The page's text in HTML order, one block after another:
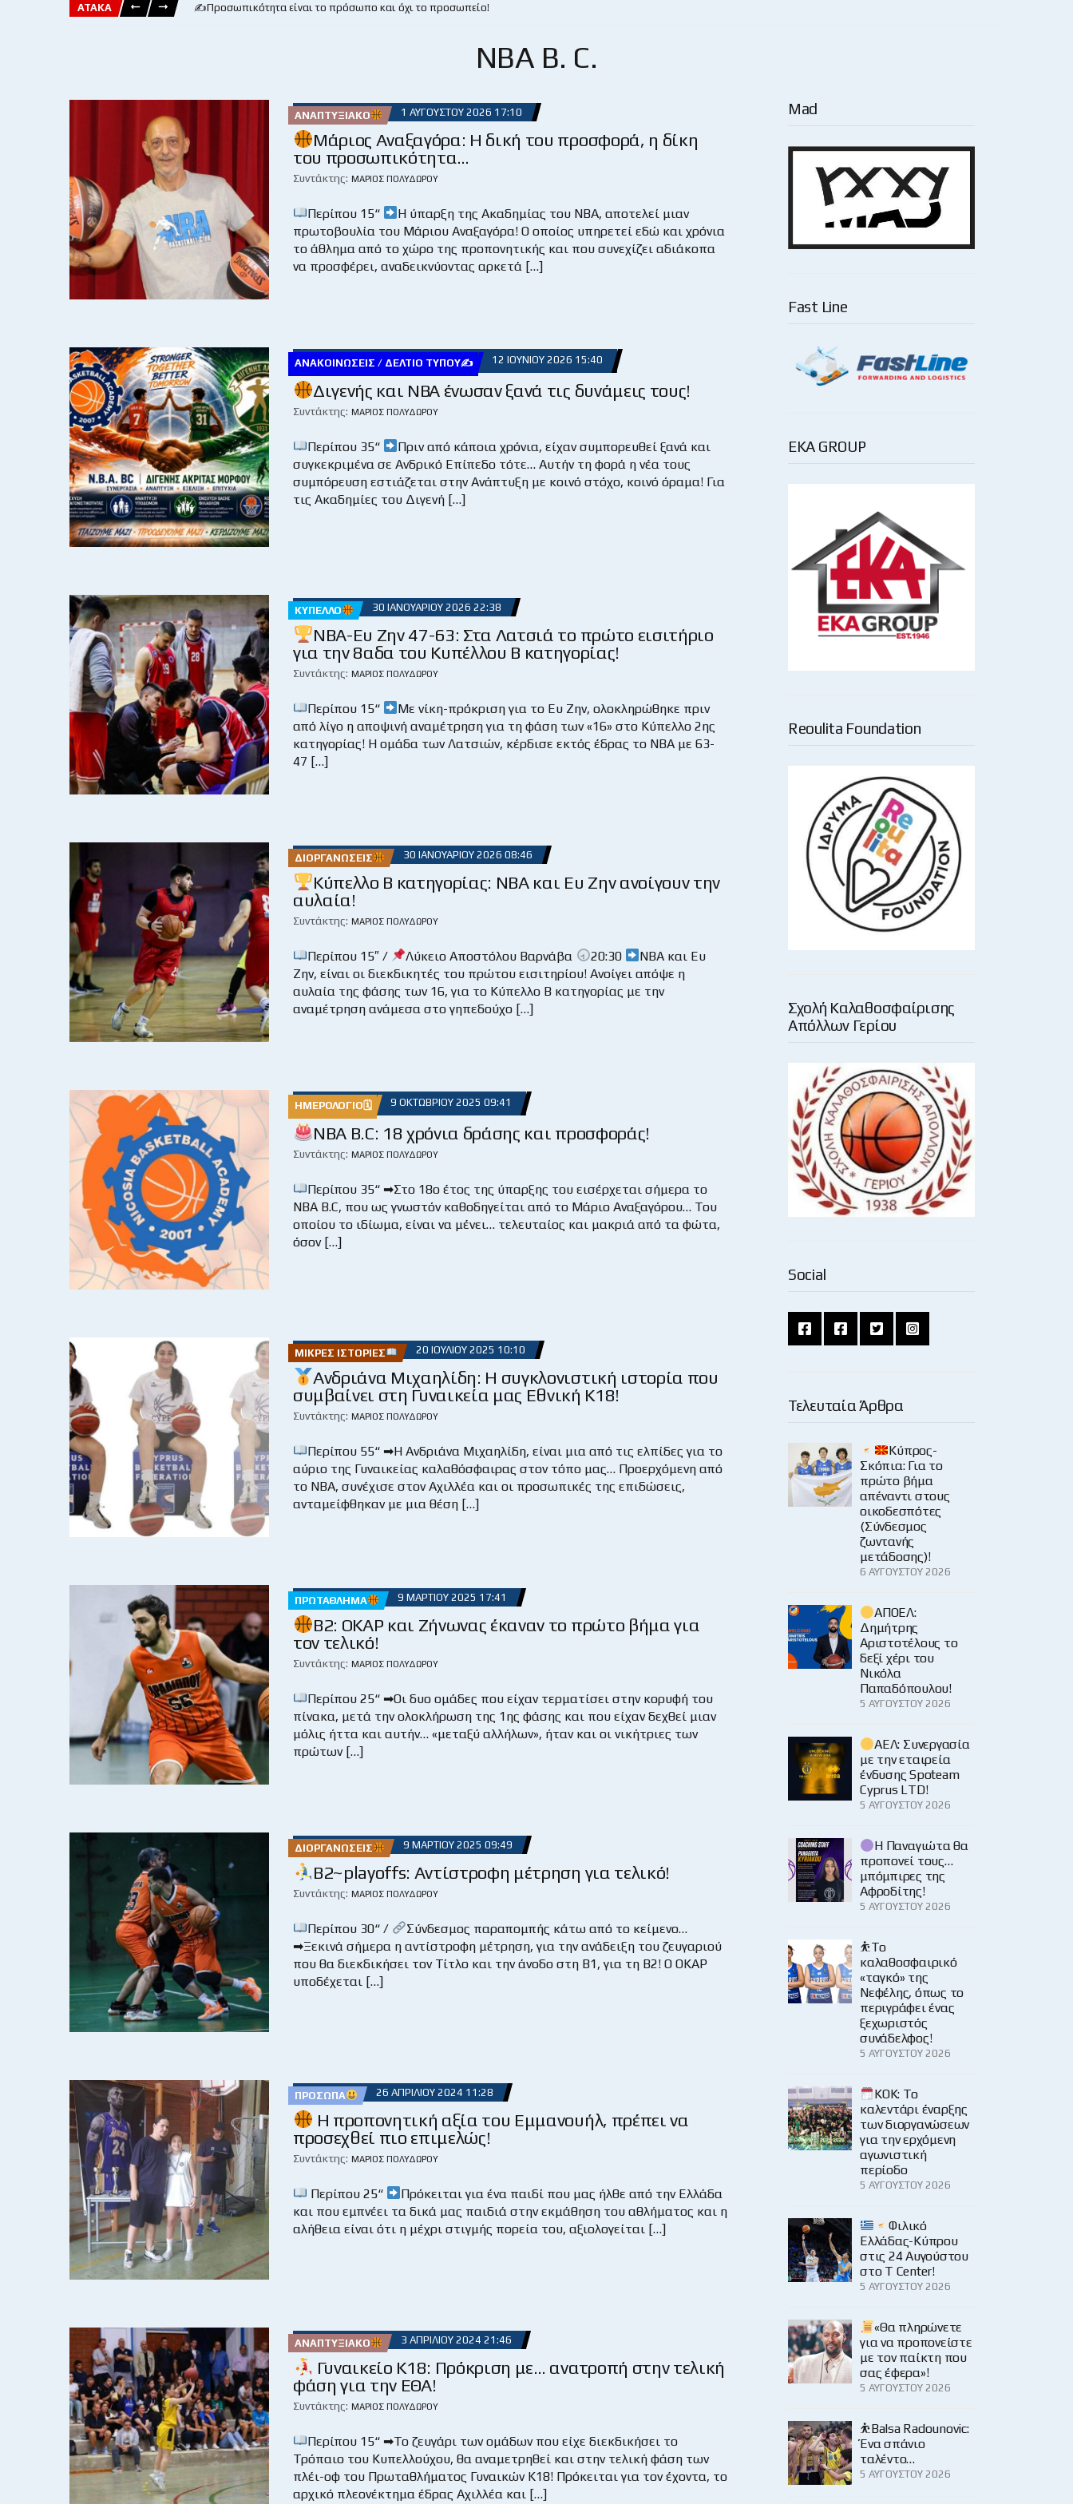
ΑΤΑΚΑ ✍️Προσωπικότητα είναι το πρόσωπο και όχι το προσωπείο!
NBA B. C.
ΑΝΑΠΤΥΞΙΑΚΌ 1 ΑΥΓΟΎΣΤΟΥ 2026 17:10
Μάριος Αναξαγόρα: Η δική του προσφορά, η δίκη
του προσωπικότητα…
Συντάκτης: ΜΆΡΙΟΣ ΠΟΛΥΔΏΡΟΥ
Περίπου 15“
Η ύπαρξη της Ακαδημίας του ΝΒΑ, αποτελεί μιαν
πρωτοβουλία του Μάριου Αναξαγόρα! Ο οποίος υπηρετεί εδώ και χρόνια
το άθλημα από το χώρο της προπονητικής και που συνεχίζει αδιάκοπα
να προσφέρει, αναδεικνύοντας αρκετά […]
ΑΝΑΚΟΙΝΏΣΕΙΣ / ΔΕΛΤΊΟ ΤΎΠΟΥ✍ 12 ΙΟΥΝΊΟΥ 2026 15:40
Διγενής και ΝΒΑ ένωσαν ξανά τις δυνάμεις τους!
Συντάκτης: ΜΆΡΙΟΣ ΠΟΛΥΔΏΡΟΥ
Περίπου 35“
Πριν από κάποια χρόνια, είχαν συμπορευθεί ξανά και
συγκεκριμένα σε Ανδρικό Επίπεδο τότε… Αυτήν τη φορά η νέα τους
συμπόρευση εστιάζεται στην Ανάπτυξη με κοινό στόχο, κοινό όραμα! Για
τις Ακαδημίες του Διγενή […]
ΚΎΠΕΛΛΟ 30 ΙΑΝΟΥΑΡΊΟΥ 2026 22:38
NBA-Ευ Ζην 47-63: Στα Λατσιά το πρώτο εισιτήριο
για την 8αδα του Κυπέλλου Β κατηγορίας!
Συντάκτης: ΜΆΡΙΟΣ ΠΟΛΥΔΏΡΟΥ
Περίπου 15“
Με νίκη-πρόκριση για το Ευ Ζην, ολοκληρώθηκε πριν
από λίγο η αποψινή αναμέτρηση για τη φάση των «16» στο Κύπελλο 2ης
κατηγορίας! Η ομάδα των Λατσιών, κέρδισε εκτός έδρας το ΝΒΑ με 63-
47 […]
ΔΙΟΡΓΑΝΏΣΕΙΣ 30 ΙΑΝΟΥΑΡΊΟΥ 2026 08:46
Κύπελλο Β κατηγορίας: NBA και Ευ Ζην ανοίγουν την
αυλαία!
Συντάκτης: ΜΆΡΙΟΣ ΠΟΛΥΔΏΡΟΥ
Περίπου 15″ / Λύκειο Αποστόλου Βαρνάβα 20:30
ΝΒΑ και Ευ
Ζην, είναι οι διεκδικητές του πρώτου εισιτηρίου! Ανοίγει απόψε η
αυλαία της φάσης των 16, για το Κύπελλο Β κατηγορίας με την
αναμέτρηση ανάμεσα στο γηπεδούχο […]
ΗΜΕΡΟΛΌΓΙΟ🗓 9 ΟΚΤΩΒΡΊΟΥ 2025 09:41
NBA B.C: 18 χρόνια δράσης και προσφοράς!
Συντάκτης: ΜΆΡΙΟΣ ΠΟΛΥΔΏΡΟΥ
Περίπου 35“ ➡Στο 18ο έτος της ύπαρξης του εισέρχεται σήμερα το
NBA B.C, που ως γνωστόν καθοδηγείται από το Μάριο Αναξαγόρου… Του
οποίου το ιδίωμα, είναι να μένει… τελευταίος και μακριά από τα φώτα,
όσον […]
ΜΙΚΡΈΣ ΙΣΤΟΡΊΕΣ 20 ΙΟΥΛΊΟΥ 2025 10:10
Ανδριάνα Μιχαηλίδη: Η συγκλονιστική ιστορία που
συμβαίνει στη Γυναικεία μας Εθνική Κ18!
Συντάκτης: ΜΆΡΙΟΣ ΠΟΛΥΔΏΡΟΥ
Περίπου 55“ ➡Η Ανδριάνα Μιχαηλίδη, είναι μια από τις ελπίδες για το
αύριο της Γυναικείας καλαθόσφαιρας στον τόπο μας… Προερχόμενη από
το ΝΒΑ, συνέχισε στον Αχιλλέα και οι προσωπικές της επιδώσεις,
ανταμείφθηκαν με μια θέση […]
ΠΡΩΤΆΘΛΗΜΑ 9 ΜΑΡΤΊΟΥ 2025 17:41
Β2: ΟΚΑΡ και Ζήνωνας έκαναν το πρώτο βήμα για
τον τελικό!
Συντάκτης: ΜΆΡΙΟΣ ΠΟΛΥΔΏΡΟΥ
Περίπου 25“ ➡Οι δυο ομάδες που είχαν τερματίσει στην κορυφή του
πίνακα, μετά την ολοκλήρωση της 1ης φάσης και που είχαν δεχθεί μιαν
μόλις ήττα και αυτήν… «μεταξύ αλλήλων», ήταν και οι νικήτριες των
πρώτων […]
ΔΙΟΡΓΑΝΏΣΕΙΣ 9 ΜΑΡΤΊΟΥ 2025 09:49
B2~playoffs: Αντίστροφη μέτρηση για τελικό!
Συντάκτης: ΜΆΡΙΟΣ ΠΟΛΥΔΏΡΟΥ
Περίπου 30“ /
Σύνδεσμος παραπομπής κάτω από το κείμενο…
➡Ξεκινά σήμερα η αντίστροφη μέτρηση, για την ανάδειξη του ζευγαριού
που θα διεκδικήσει τον Τίτλο και την άνοδο στη Β1, για τη Β2! Ο ΟΚΑΡ
υποδέχεται […]
ΠΡΌΣΩΠΑ 26 ΑΠΡΙΛΊΟΥ 2024 11:28
Η προπονητική αξία του Εμμανουήλ, πρέπει να
προσεχθεί πιο επιμελώς!
Συντάκτης: ΜΆΡΙΟΣ ΠΟΛΥΔΏΡΟΥ
Περίπου 25“
Πρόκειται για ένα παιδί που μας ήλθε από την Ελλάδα
και που εμπνέει τα δικά μας παιδιά στην εκμάθηση του αθλήματος και η
αλήθεια είναι ότι η μέχρι στιγμής πορεία του, αξιολογείται […]
ΑΝΑΠΤΥΞΙΑΚΌ 3 ΑΠΡΙΛΊΟΥ 2024 21:46
Γυναικείο Κ18: Πρόκριση με… ανατροπή στην τελική
φάση για την ΕΘΑ!
Συντάκτης: ΜΆΡΙΟΣ ΠΟΛΥΔΏΡΟΥ
Περίπου 15“ ➡Το ζευγάρι των ομάδων που είχε διεκδικήσει το
Τρόπαιο του Κυπελλούχου, θα αναμετρηθεί και στην τελική φάση των
πλέι-οφ του Πρωταθλήματος Γυναικών Κ18! Πρόκειται για τον έχοντα, το
αρχικό πλεονέκτημα έδρας Αχιλλέα και […]
Mad
Fast Line
EKA GROUP
Reoulita Foundation
Σχολή Καλαθοσφαίρισης
Απόλλων Γερίου
Social
Τελευταία Άρθρα
Κύπρος-
Σκόπια: Για το
πρώτο βήμα
απέναντι στους
οικοδεσπότες
(Σύνδεσμος
ζωντανής
μετάδοσης)!
6 ΑΥΓΟΎΣΤΟΥ 2026
ΑΠΟΕΛ:
Δημήτρης
Αριστοτέλους το
δεξί χέρι του
Νικόλα
Παπαδόπουλου!
5 ΑΥΓΟΎΣΤΟΥ 2026
ΑΕΛ: Συνεργασία
με την εταιρεία
ένδυσης Spoteam
Cyprus LTD!
5 ΑΥΓΟΎΣΤΟΥ 2026
Η Παναγιώτα θα
προπονεί τους…
μπόμπιρες της
Αφροδίτης!
5 ΑΥΓΟΎΣΤΟΥ 2026
⛹️‍Το
καλαθοσφαιρικό
«ταγκό» της
Νεφέλης, όπως το
περιγράφει ένας
ξεχωριστός
συνάδελφος!
5 ΑΥΓΟΎΣΤΟΥ 2026
KOK: Το
καλεντάρι έναρξης
των διοργανώσεων
για την ερχόμενη
αγωνιστική
περίοδο
5 ΑΥΓΟΎΣΤΟΥ 2026
Φιλικό
Ελλάδας-Κύπρου
στις 24 Αυγούστου
στο Τ Center!
5 ΑΥΓΟΎΣΤΟΥ 2026
«Θα πληρώνετε
για να προπονείστε
με τον παίκτη που
σας έφερα»!
5 ΑΥΓΟΎΣΤΟΥ 2026
⛹️Balsa Radounovic:
Ένα σπάνιο
ταλέντο…
5 ΑΥΓΟΎΣΤΟΥ 2026